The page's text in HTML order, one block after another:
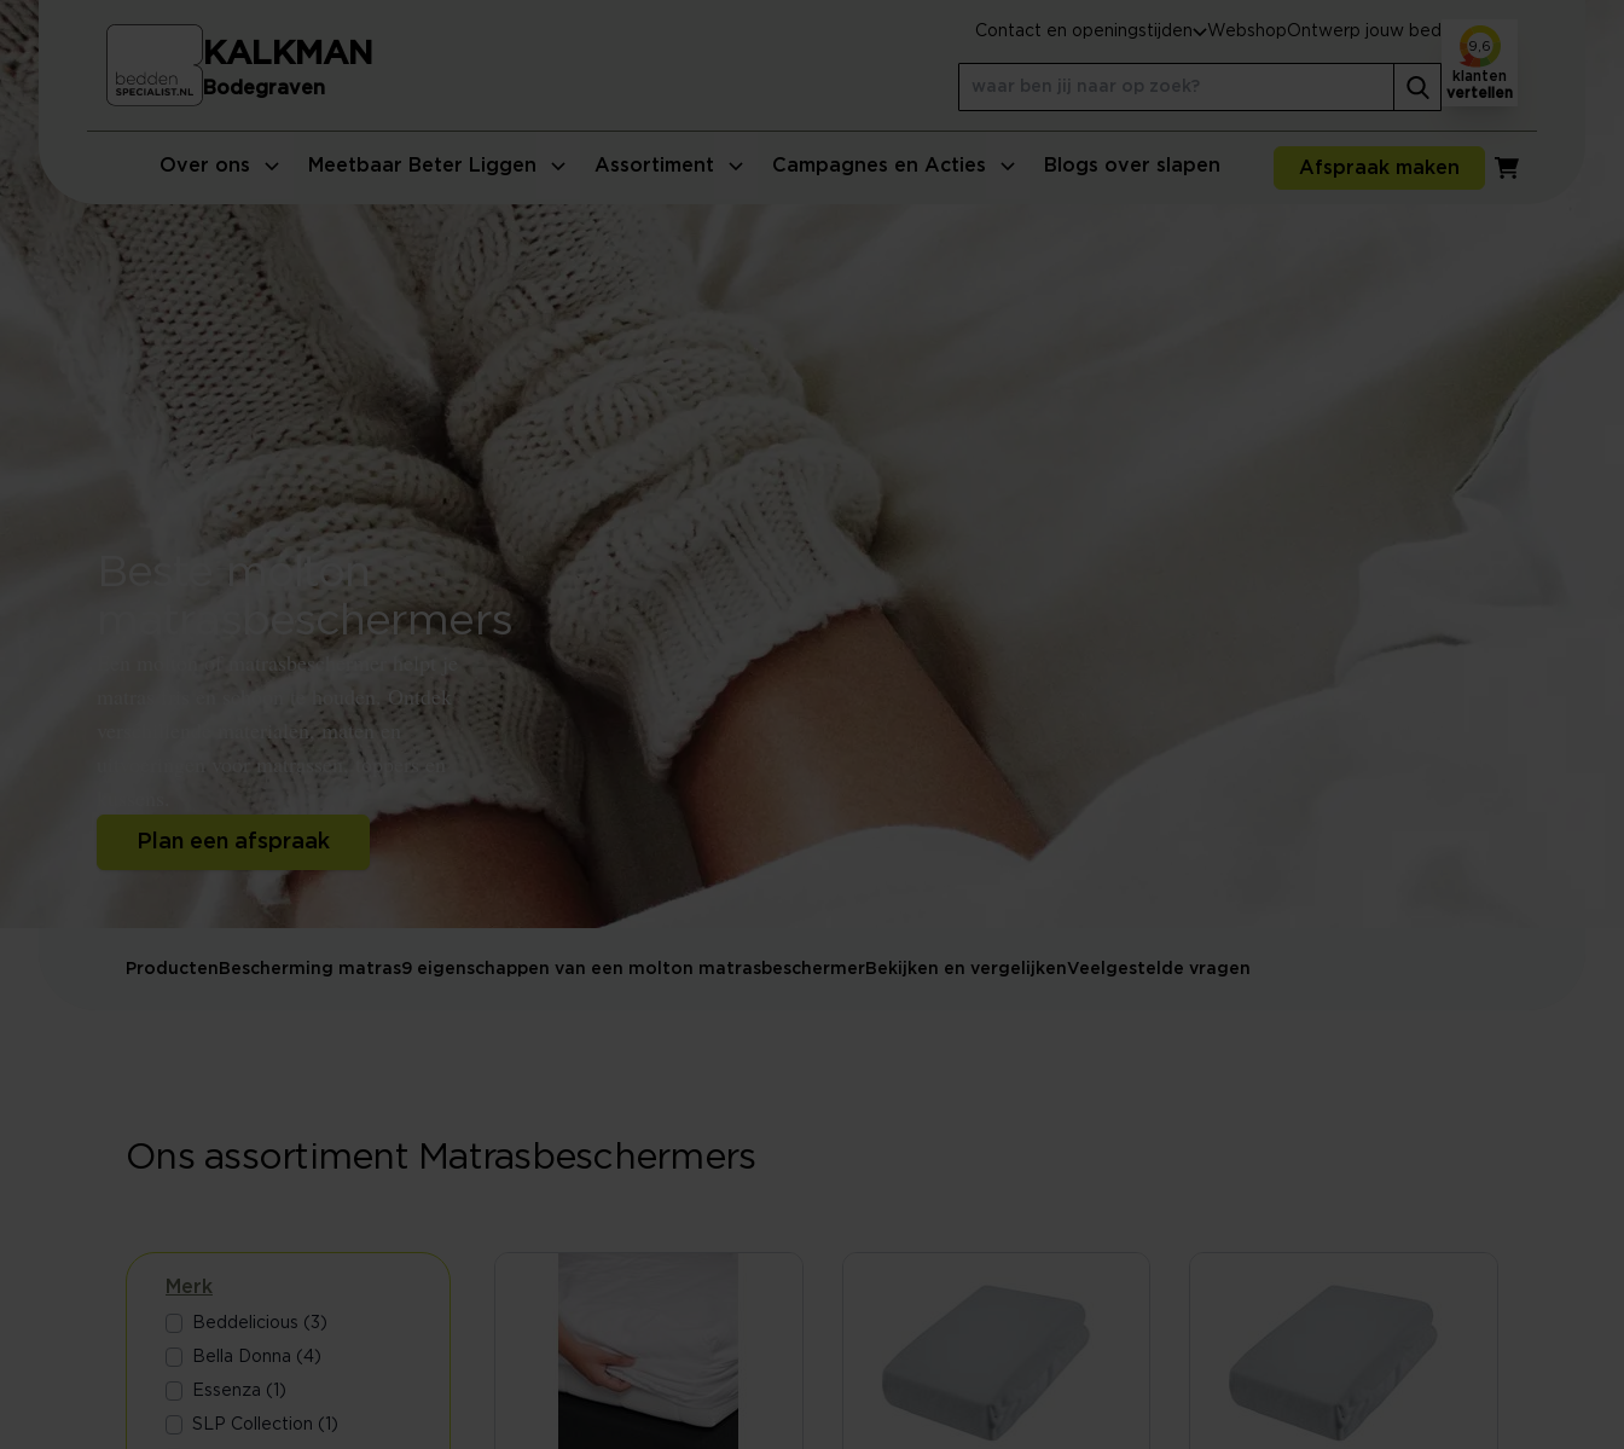
Over ons Meetbaar Beter Liggen Assortiment Campagnes en Acties Blogs over slapen Afspraak maken
Winkelwagen
KALKMAN
Bodegraven
Contact en openingstijden WebshopOntwerp jouw bed
9,6
klanten
vertellen
Beste molton
matrasbeschermers
Een molton of matrasbeschermer helpt je
matras fris en schoon te houden. Ontdek
verschillende materialen, maten en
uitvoeringen voor matrassen, toppers en
Plan een afspraak
Producten Bescherming matras9 eigenschappen van een molton matrasbeschermer Bekijken en vergelijkenVeelgestelde vragen
Ons assortiment Matrasbeschermers
Merk
Beddelicious (3)
Bella Donna (4)
Essenza (1)
SLP Collection (1)